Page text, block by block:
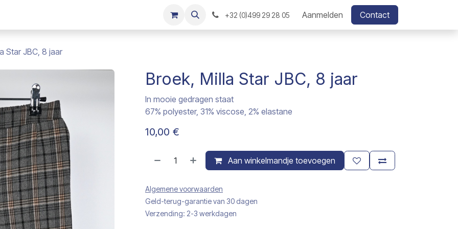
+32 (0)499 29 28 05 Aanmelden Contact
Star JBC, 8 jaar
Broek, Milla Star JBC, 8 jaar
In mooie gedragen staat
67% polyester, 31% viscose, 2% elastane
10,00 €
Aan winkelmandje toevoegen
Algemene voorwaarden
Geld-terug-garantie van 30 dagen
Verzending: 2-3 werkdagen